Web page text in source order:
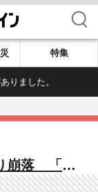
検索
特集
りました。
崩落 「ひ
れは数カ月